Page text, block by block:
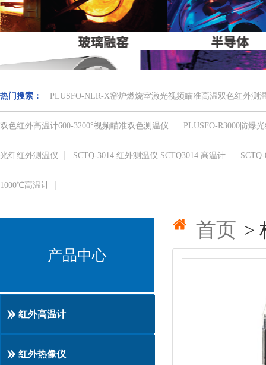
热门搜索： PLUSFO-NLR-X窑炉燃烧室激光视频瞄准高温双色红外测
双色红外高温计​600-3200°视频瞄准​双色测温仪 PLUSFO-R3000防爆
光纤红外测温仪 SCTQ-3014 红外测温仪 SCTQ3014 高温计
1000℃​高温计
产品中心
红外高温计
红外热像仪
首页 >